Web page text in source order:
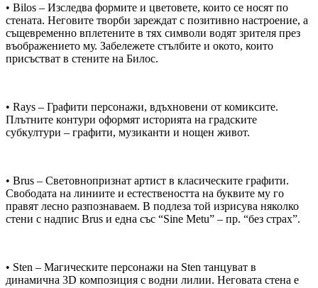
• Bilos – Изследва формите и цветовете, които се носят по
стената. Неговите творби зареждат с позитивно настроение, а
същевременно вплетените в тях символи водят зрителя през
въображението му. Забележете стълбите и окото, които
присъстват в стените на Билос.
• Rays – Графити персонажи, вдъхновени от комиксите.
Плътните контури оформят историята на градските
субкултури – графити, музиканти и нощен живот.
• Brus – Световнопризнат артист в класическите графити.
Свободата на линиите и естествеността на буквите му го
правят лесно разпознаваем. В подлеза той изрисува няколко
стени с надпис Brus и една със “Sine Metu” – пр. “без страх”.
• Sten – Магическите персонажи на Sten танцуват в
динамична 3D композиция с водни лилии. Неговата стена е